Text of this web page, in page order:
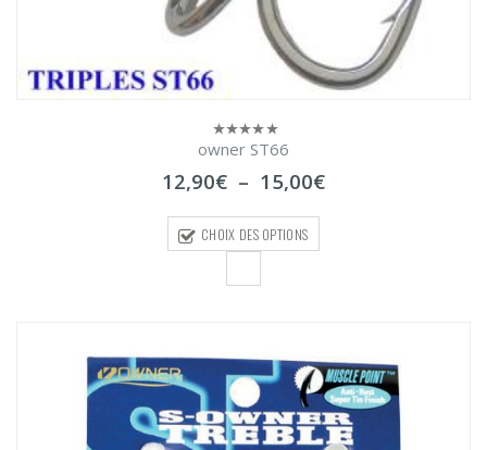
0
5
owner ST66
12,90€ – 15,00€Plage
CHOIX DES OPTIONS